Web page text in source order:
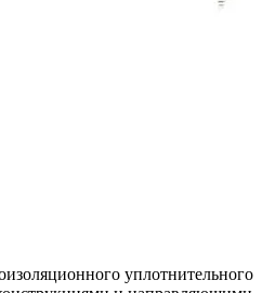
уплотнительного